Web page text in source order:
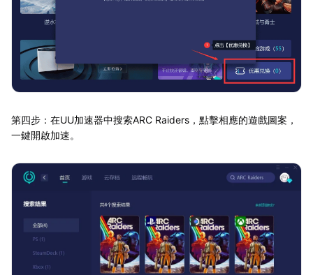
第四步：在UU加速器中搜索ARC Raiders，點擊相應的遊戲圖案，
一鍵開啟加速。